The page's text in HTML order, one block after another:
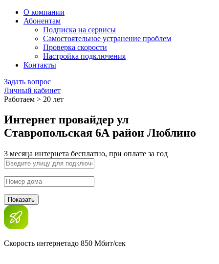
О компании
Абонентам
Подписка на сервисы
Самостоятельное устранение проблем
Проверка скорости
Настройка подключения
Контакты
Задать вопрос
Личный кабинет
Работаем > 20 лет
Интернет провайдер ул
Ставропольская 6А район Люблино
3 месяца интернета бесплатно, при оплате за год
Показать
Скорость интернетадо 850 Мбит/сек